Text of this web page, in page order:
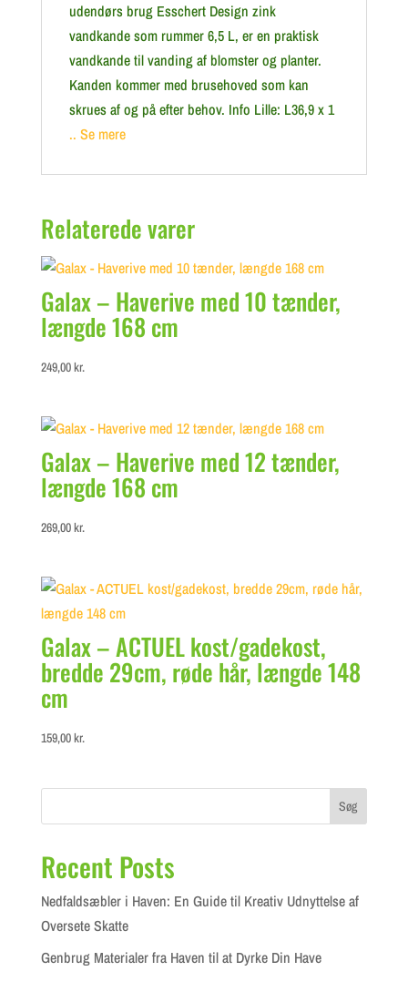
udendørs brug Esschert Design zink
vandkande som rummer 6,5 L, er en praktisk
vandkande til vanding af blomster og planter.
Kanden kommer med brusehoved som kan
skrues af og på efter behov. Info Lille: L36,9 x 1
.. Se mere
Relaterede varer
Galax – Haverive med 10 tænder,
længde 168 cm
249,00kr.
Galax – Haverive med 12 tænder,
længde 168 cm
269,00kr.
Galax – ACTUEL kost/gadekost,
bredde 29cm, røde hår, længde 148
cm
159,00kr.
Søg
Recent Posts
Nedfaldsæbler i Haven: En Guide til Kreativ Udnyttelse af
Oversete Skatte
Genbrug Materialer fra Haven til at Dyrke Din Have